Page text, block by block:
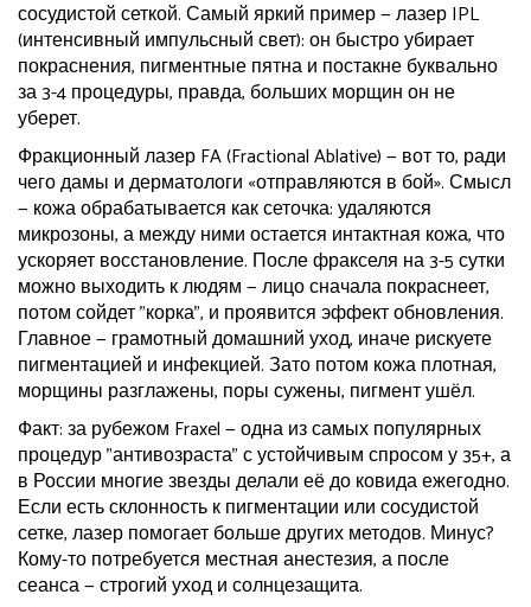
сосудистой сеткой. Самый яркий пример — лазер IPL
(интенсивный импульсный свет): он быстро убирает
покраснения, пигментные пятна и постакне буквально
за 3-4 процедуры, правда, больших морщин он не
уберет.
Фракционный лазер FA (Fractional Ablative) — вот то, ради
чего дамы и дерматологи «отправляются в бой». Смысл
— кожа обрабатывается как сеточка: удаляются
микрозоны, а между ними остается интактная кожа, что
ускоряет восстановление. После фракселя на 3-5 сутки
можно выходить к людям — лицо сначала покраснеет,
потом сойдет "корка", и проявится эффект обновления.
Главное — грамотный домашний уход, иначе рискуете
пигментацией и инфекцией. Зато потом кожа плотная,
морщины разглажены, поры сужены, пигмент ушёл.
Факт: за рубежом Fraxel — одна из самых популярных
процедур "антивозраста" с устойчивым спросом у 35+, а
в России многие звезды делали её до ковида ежегодно.
Если есть склонность к пигментации или сосудистой
сетке, лазер помогает больше других методов. Минус?
Кому-то потребуется местная анестезия, а после
сеанса — строгий уход и солнцезащита.